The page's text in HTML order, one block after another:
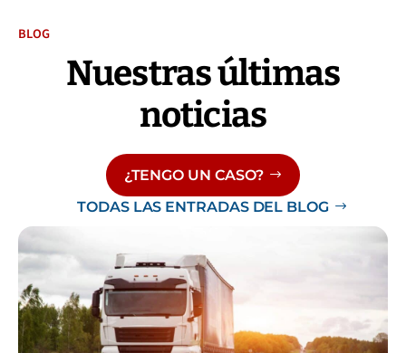
BLOG
Nuestras últimas
noticias
¿TENGO UN CASO?
TODAS LAS ENTRADAS DEL BLOG